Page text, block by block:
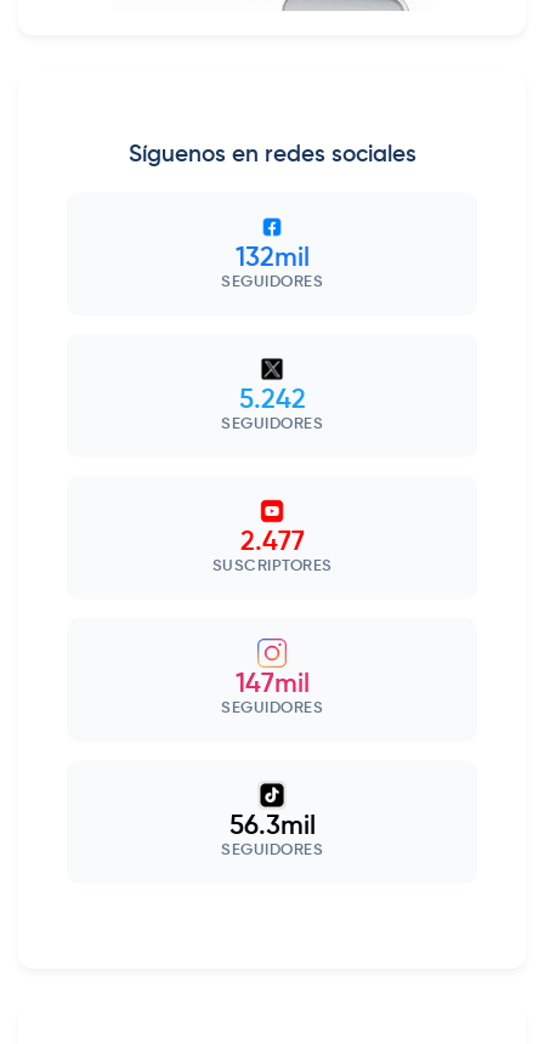
Síguenos en redes sociales
132mil
SEGUIDORES
5.242
SEGUIDORES
2.477
SUSCRIPTORES
147mil
SEGUIDORES
56.3mil
SEGUIDORES